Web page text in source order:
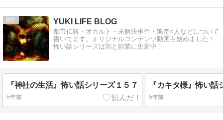
8 YUKI LIFE BLOG
都市伝説・オカルト・未解決事件・猟奇○人などについて
書いてます。オリジナルコンテンツ動画も始めました！
怖い話シリーズは割と頻繁に更新中！
『神社の生活』怖い話シリーズ１５７
5年前
『カキタ様』怖い話
5年前